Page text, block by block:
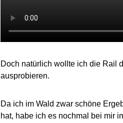
Doch natürlich wollte ich die Rail
ausprobieren.
Da ich im Wald zwar schöne
hat, habe ich es nochmal bei mir